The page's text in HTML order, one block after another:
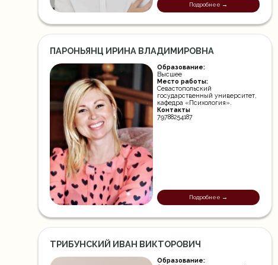
Подробнее →
ПАРОНЬЯНЦ ИРИНА ВЛАДИМИРОВНА
Образование:
Высшее
Место работы:
Севастопольский
государственный университет,
кафедра «Психология».
Контакты
79788254187
Подробнее →
ТРИБУНСКИЙ ИВАН ВИКТОРОВИЧ
Образование: